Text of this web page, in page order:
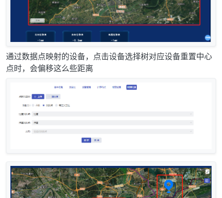
通过数据点映射的设备，点击设备选择树对应设备重置中心
点时，会偏移这么些距离